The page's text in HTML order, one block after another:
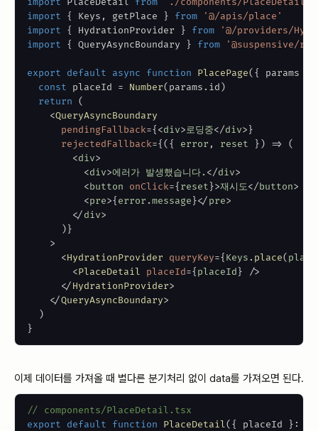
import
{ Keys , getPlace } from
'@/apis/place'
import
{ HydrationProvider } from
'@/providers/
import
{ QueryAsyncBoundary } from '@suspensive/
export default async function PlacePage({ params
const placeId = Number(params . id)
return
(
<QueryAsyncBoundary
pendingFallback={<div>로딩중</div>}
rejectedFallback={({ error , reset }) =>
(
<div>
<div>에러가 발생했습니다. </div>
<button onClick={reset}>재시도</button>
<pre>{error .message}</pre>
</div>
)}
>
<HydrationProvider queryKey={Keys . place(
<PlaceDetail placeId={placeId}
/>
</HydrationProvider>
</QueryAsyncBoundary>
)
}
이제 데이터를 가져올 때 별다른 분기처리 없이 data를 가져오면 된다.
// components/PlaceDetail.tsx
export
default function PlaceDetail({ placeId } :